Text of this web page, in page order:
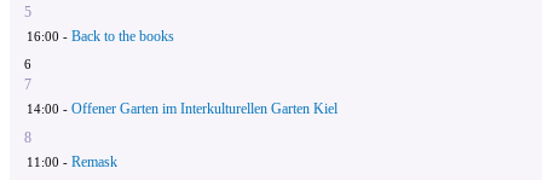
5
16:00 - Back to the books
6
7
14:00 - Offener Garten im Interkulturellen Garten Kiel
8
11:00 - Remask